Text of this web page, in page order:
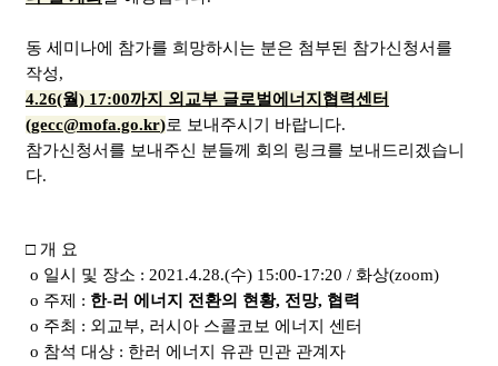
동 세미나에 참가를 희망하시는 분은 첨부된 참가신청서를
작성,
4.26(월) 17:00까지 외교부 글로벌에너지협력센터
(gecc@mofa.go.kr)로 보내주시기 바랍니다.
참가신청서를 보내주신 분들께 회의 링크를 보내드리겠습니
다.
□ 개 요
o 일시 및 장소 : 2021.4.28.(수) 15:00-17:20 / 화상(zoom)
o 주제 : 한-러 에너지 전환의 현황, 전망, 협력
o 주최 : 외교부, 러시아 스콜코보 에너지 센터
o 참석 대상 : 한러 에너지 유관 민관 관계자